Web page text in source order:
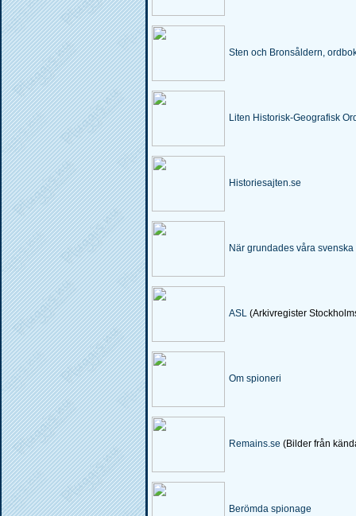
Sten och Bronsåldern,
Liten Historisk-Geografisk
Historiesajten.se
När grundades våra
ASL (Arkivregister
Om spioneri
Remains.se (Bilder från
Berömda spionage